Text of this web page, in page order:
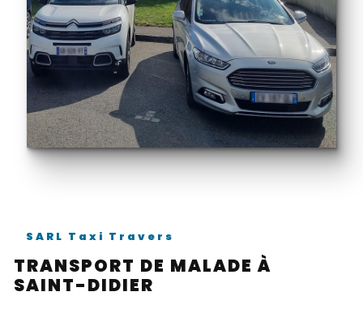
SARL Taxi Travers
TRANSPORT DE MALADE À
SAINT-DIDIER